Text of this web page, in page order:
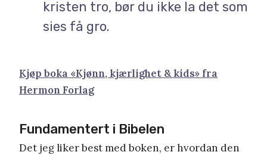
kristen tro, bør du ikke la det som
sies få gro.
Kjøp boka «Kjønn, kjærlighet & kids» fra
Hermon Forlag
Fundamentert i Bibelen
Det jeg liker best med boken, er hvordan den